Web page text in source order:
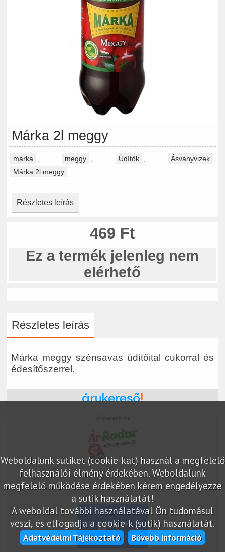
Márka 2l meggy
márka meggy Üdítők Ásványvizek
Márka 2l meggy
Részletes leírás
469 Ft
Ez a termék jelenleg nem
elérhető
Részletes leírás
Márka meggy szénsavas üdítőital cukorral és
édesítőszerrel.
Weboldalunk sütiket (cookie-kat) használ a megfelelő
felhasználói élmény érdekében. Weboldalunk
megfelelő működése érdekében kérem engedélyezze
a sütik használatát!
A weboldal további használatával Ön tudomásul
veszi, és elfogadja a cookie-k (sütik) használatát.
Adatvédelmi Tájékoztató Bővebb információ
marketplace partner